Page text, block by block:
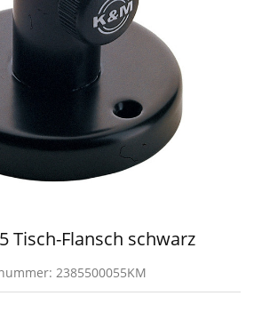
Tisch-Flansch schwarz
2385500055KM